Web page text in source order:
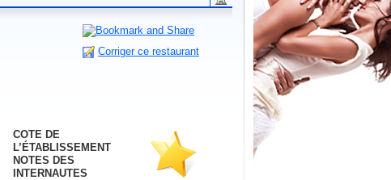
Corriger ce restaurant
COTE DE
L’ÉTABLISSEMENT
NOTES DES
INTERNAUTES